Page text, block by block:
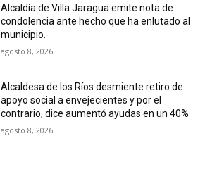
Alcaldía de Villa Jaragua emite nota de
condolencia ante hecho que ha enlutado al
municipio.
agosto 8, 2026
Alcaldesa de los Ríos desmiente retiro de
apoyo social a envejecientes y por el
contrario, dice aumentó ayudas en un 40%
agosto 8, 2026